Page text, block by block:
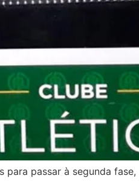
passar à segunda